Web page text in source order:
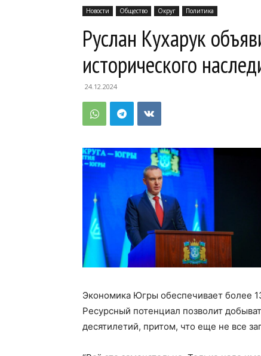
Новости Общество Округ Политика
Руслан Кухарук
исторического
24.12.2024
Экономика Югры обеспечивает более
Ресурсный потенциал позволит
десятилетий, притом, что еще не все